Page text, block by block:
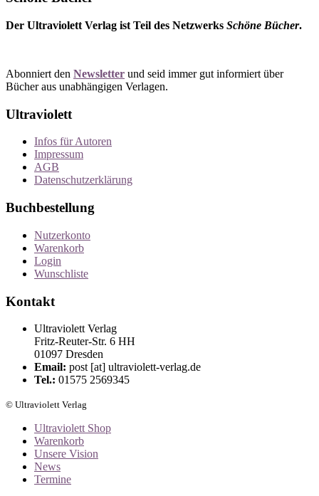
Der Ultraviolett Verlag ist Teil des Netzwerks Schöne Bücher.
Abonniert den Newsletter und seid immer gut informiert über
Bücher aus unabhängigen Verlagen.
Ultraviolett
Infos für Autoren
Impressum
AGB
Datenschutzerklärung
Buchbestellung
Nutzerkonto
Warenkorb
Login
Wunschliste
Kontakt
Ultraviolett Verlag
Fritz-Reuter-Str. 6 HH
01097 Dresden
Email: post [at] ultraviolett-verlag.de
Tel.: 01575 2569345
© Ultraviolett Verlag
Ultraviolett Shop
Warenkorb
Unsere Vision
News
Termine